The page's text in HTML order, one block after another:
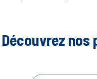
Découvrez nos